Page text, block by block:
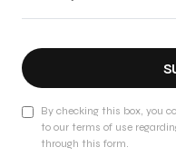
By checking this box, you
to our terms of use
through this form.